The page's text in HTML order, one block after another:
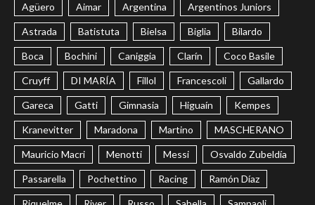
Agüero Aimar Argentina Argentinos Juniors
Astrada Batistuta Bielsa Biglia Bilardo
Boca Bochini Caniggia Clarín Coco Basile
Cruyff DI MARÍA Fillol Francescoli Gallardo
Gareca Gatti Gimnasia Higuaín Kempes
Kranevitter Maradona Martino MASCHERANO
Mauricio Macri Menotti Messi Osvaldo Zubeldía
Passarella Pochettino Racing Ramón Díaz